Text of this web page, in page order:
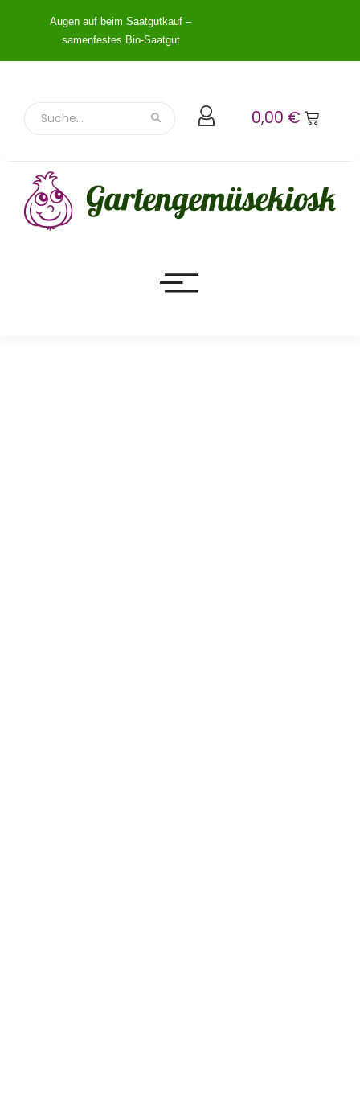
Augen auf beim Saatgutkauf –
samenfestes Bio-Saatgut
0,00 €